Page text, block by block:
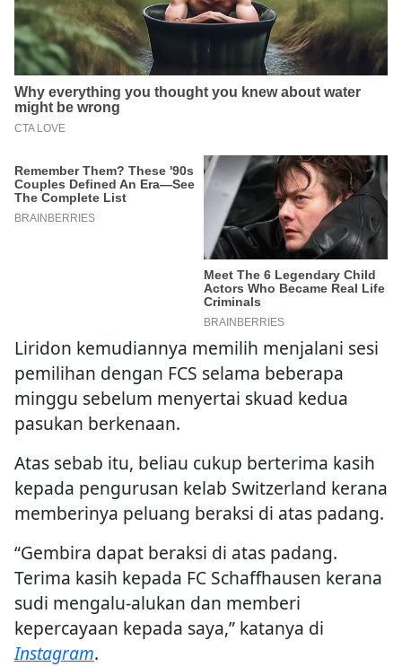
Liridon kemudiannya memilih menjalani sesi
pemilihan dengan FCS selama beberapa
minggu sebelum menyertai skuad kedua
pasukan berkenaan.
Atas sebab itu, beliau cukup berterima kasih
kepada pengurusan kelab Switzerland kerana
memberinya peluang beraksi di atas padang.
“Gembira dapat beraksi di atas padang.
Terima kasih kepada FC Schaffhausen kerana
sudi mengalu-alukan dan memberi
kepercayaan kepada saya,” katanya di
Instagram.